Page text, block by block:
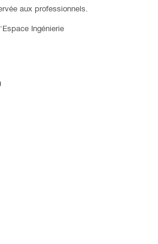
aux professionnels.
Ingénierie